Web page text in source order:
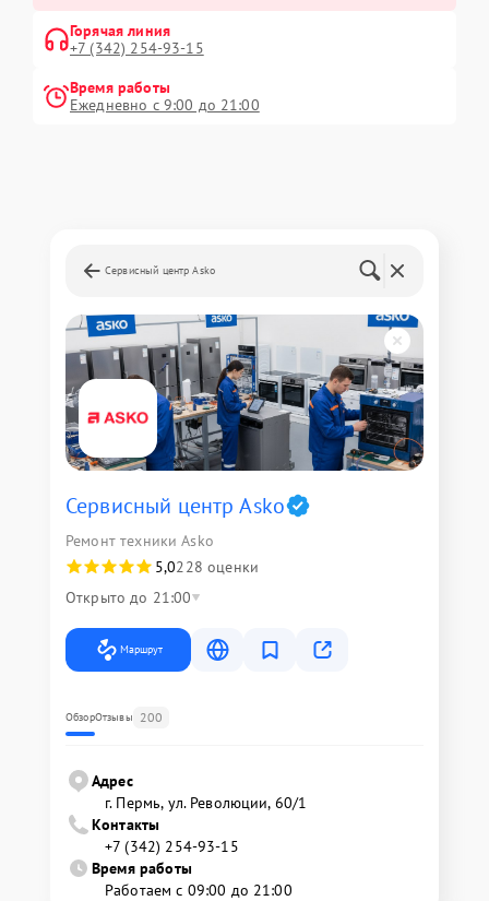
Горячая линия
+7 (342) 254-93-15
Время работы
Ежедневно с 9:00 до 21:00
Сервисный центр Asko
Сервисный центр Asko
Ремонт техники Asko
5,0228 оценки
Открыто до 21:00
Маршрут
ОбзорОтзывы 200
Адрес
г. Пермь, ул. ​Революции, 60/1
Контакты
+7 (342) 254-93-15
Время работы
Работаем с 09:00 до 21:00